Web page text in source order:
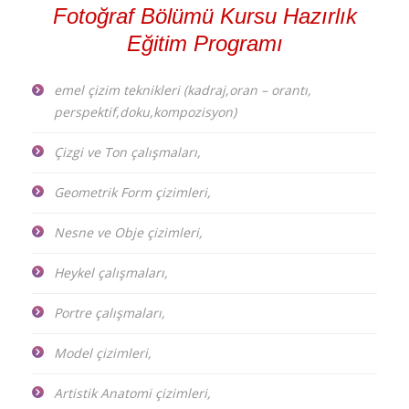
Fotoğraf Bölümü Kursu Hazırlık
Eğitim Programı
emel çizim teknikleri (kadraj,oran – orantı,
perspektif,doku,kompozisyon)
Çizgi ve Ton çalışmaları,
Geometrik Form çizimleri,
Nesne ve Obje çizimleri,
Heykel çalışmaları,
Portre çalışmaları,
Model çizimleri,
Artistik Anatomi çizimleri,